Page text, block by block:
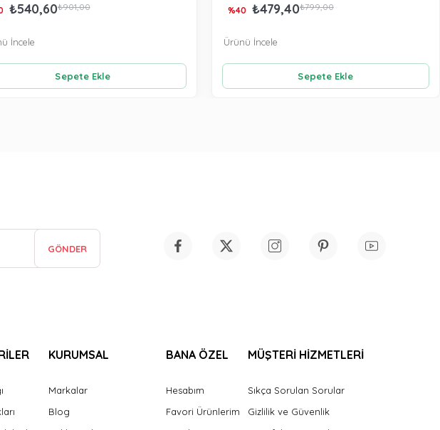
₺540,60₺901,00
Sepete Ekle
İncele
₺479,40₺799,00
%40
Sepete Ekle
Ürünü İncele
GÖNDER
KURUMSAL
Markalar
Blog
BANA ÖZEL
Hesabım
Favori Ürünlerim
MÜŞTERİ HİZMETLERİ
Sıkça Sorulan Sorular
Gizlilik ve Güvenlik